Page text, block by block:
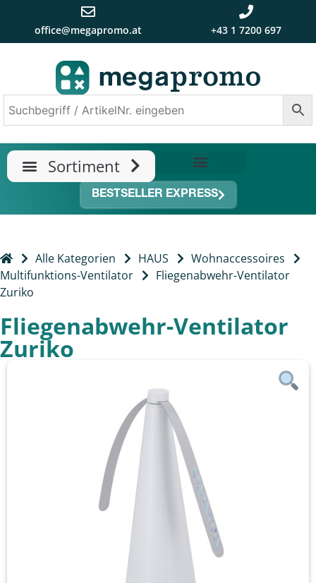
office@megapromo.at +43 1 7200 697
BESTSELLER EXPRESS
Alle Kategorien HAUS
Wohnaccessoires
Multifunktions-Ventilator
Fliegenabwehr-Ventilator
Zuriko
Fliegenabwehr-Ventilator
Zuriko